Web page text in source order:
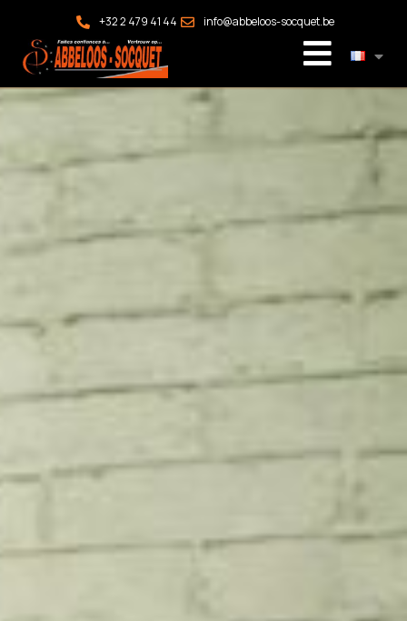
+32 2 479 41 44 info@abbeloos-socquet.be